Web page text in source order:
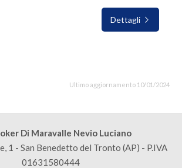
Dettagli
Ultimo aggiornamento 10/01/2024
Di Maravalle Nevio Luciano
1 - San Benedetto del Tronto (AP) - P.IVA
01631580444